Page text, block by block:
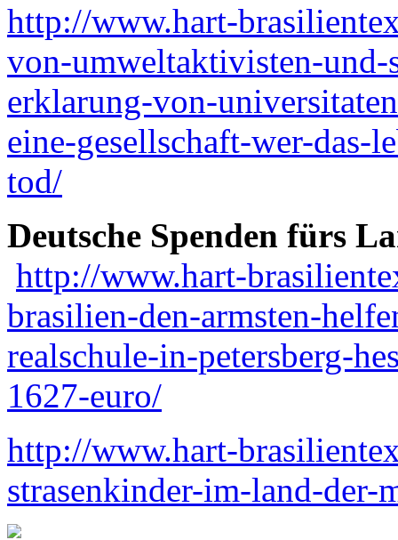
http://www.hart-
von-umweltaktivisten-
erklarung-von-
eine-gesellschaft-wer-das-
tod/
Deutsche Spenden fürs
http://www.hart-
brasilien-den-armsten-
realschule-in-petersberg-
1627-euro/
http://www.hart-
strasenkinder-im-land-